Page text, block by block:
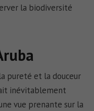
la biodiversité
pureté et la douceur
inévitablement
vue prenante sur la